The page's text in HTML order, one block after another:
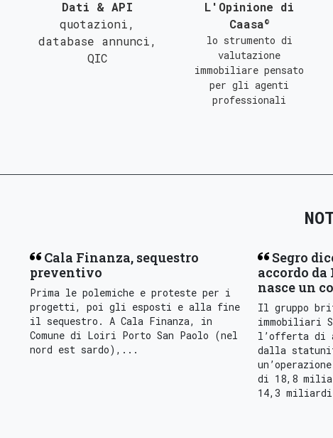
Dati & API
quotazioni,
database annunci,
QIC
L'Opinione di
Caasa©
lo strumento di
valutazione
immobiliare pensato
per gli agenti
professionali
Cala Finanza, sequestro
preventivo
Prima le polemiche e proteste per i
progetti, poi gli esposti e alla fine
il sequestro. A Cala Finanza, in
Comune di Loiri Porto San Paolo (nel
nord est sardo),...
Segro
accordo
nasce un
Il gruppo
immobiliari
l’offerta di
dalla
di 18,8
14,3